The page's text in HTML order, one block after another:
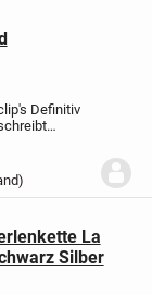
Definitiv
La
Silber